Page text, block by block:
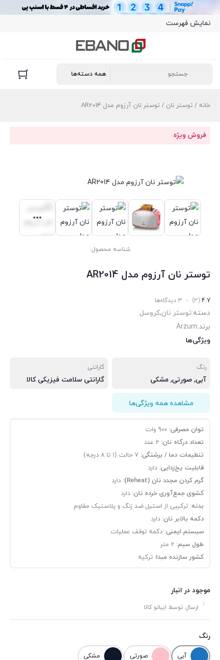
نمایش فهرست
خانه / توستر نان / توستر نان آرزوم مدل AR2014
فروش ویژه
شناسه محصول:
توستر نان آرزوم مدل AR2014
4.7
(3) 3 دیدگاه‌ها
دسته:توستر نان,کروسل
برند:Arzum
ویژگی‌ها
رنگ
آبی, صورتی, مشکی
گارانتی
گارانتی سلامت فیزیکی کالا
مشاهده همه ویژگی‌ها
توان مصرفی:
تعداد درگاه نان:
تنظیمات دما / برشتگی:
قابلیت یخ‌زدایی: دارد
گرم کردن مجدد نان (Reheat):
دارد
کشوی جمع‌آوری خرده نان: دارد
بدنه: ترکیبی از استیل ضد زنگ و پلاستیک مقاوم
دکمه بالابر نان: دارد
سیستم ایمنی: دکمه توقف عملیات
طول سیم:
کشور سازنده مبدا: ترکیه
موجود در انبار
ارسال توسط ایبانو کالا
رنگ
آبی صورتی مشکی